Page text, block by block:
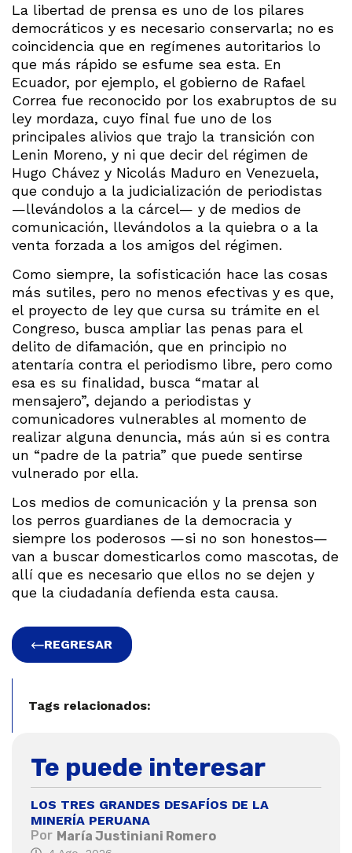
La libertad de prensa es uno de los pilares
democráticos y es necesario conservarla; no es
coincidencia que en regímenes autoritarios lo
que más rápido se esfume sea esta. En
Ecuador, por ejemplo, el gobierno de Rafael
Correa fue reconocido por los exabruptos de su
ley mordaza, cuyo final fue uno de los
principales alivios que trajo la transición con
Lenin Moreno, y ni que decir del régimen de
Hugo Chávez y Nicolás Maduro en Venezuela,
que condujo a la judicialización de periodistas
—llevándolos a la cárcel— y de medios de
comunicación, llevándolos a la quiebra o a la
venta forzada a los amigos del régimen.
Como siempre, la sofisticación hace las cosas
más sutiles, pero no menos efectivas y es que,
el proyecto de ley que cursa su trámite en el
Congreso, busca ampliar las penas para el
delito de difamación, que en principio no
atentaría contra el periodismo libre, pero como
esa es su finalidad, busca “matar al
mensajero”, dejando a periodistas y
comunicadores vulnerables al momento de
realizar alguna denuncia, más aún si es contra
un “padre de la patria” que puede sentirse
vulnerado por ella.
Los medios de comunicación y la prensa son
los perros guardianes de la democracia y
siempre los poderosos —si no son honestos—
van a buscar domesticarlos como mascotas, de
allí que es necesario que ellos no se dejen y
que la ciudadanía defienda esta causa.
REGRESAR
Tags relacionados:
Te puede interesar
LOS TRES GRANDES DESAFÍOS DE LA
MINERÍA PERUANA
Por María Justiniani Romero